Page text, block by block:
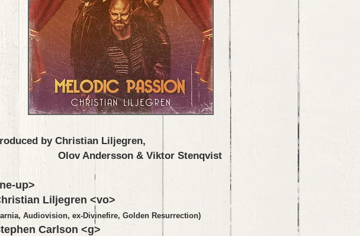
by Christian Liljegren,
Andersson & Viktor Stenqvist
up>
Liljegren <vo>
Audiovision, ex-Divinefire, Golden Resurrection)
Carlson <g>